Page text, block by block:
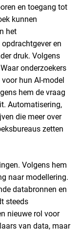
en toegang tot
kunnen
het
en
druk. Volgens
onderzoekers
hun AI-model
hem de vraag
Automatisering,
die meer over
zetten
Volgens hem
naar modellering.
databronnen en
steeds
nieuwe rol voor
van data, maar